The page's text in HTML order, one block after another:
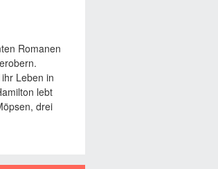
Romanen
Leben in
lebt
drei